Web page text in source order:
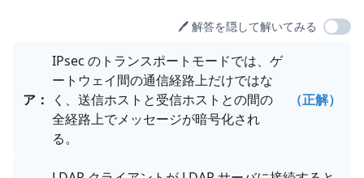
🖊️ 解答を隠して解いてみる
選択肢
ア ：
IPsec のトランスポートモードでは、ゲ
ートウェイ間の通信経路上だけではな
く、送信ホストと受信ホストとの間の
全経路上でメッセージが暗号化され
る。
（正解）